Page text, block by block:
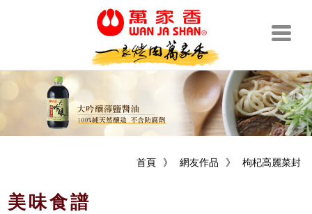
枸杞高麗菜封
》
網友作品
》
首頁
美味食譜